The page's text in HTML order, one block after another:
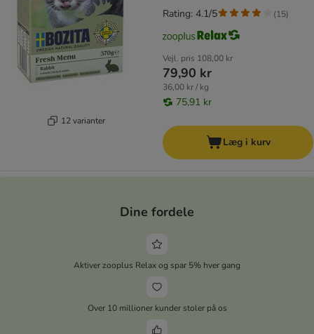
12 varianter
Vejl. pris 108,00 kr
79,90 kr
36,00 kr / kg
75,91 kr
Rating: 4.1/5 (15)
Læg i kurv
Dine fordele
Aktiver zooplus Relax og spar 5% hver gang
Over 10 millioner kunder stoler på os